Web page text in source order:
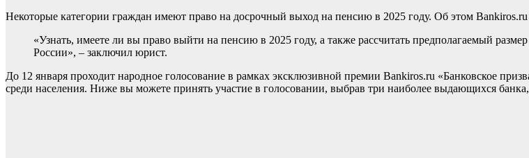
Некоторые категории граждан имеют право на досрочный выход на пенсию в 2025 году. Об этом Bankiros.ru
«Узнать, имеете ли вы право выйти на пенсию в 2025 году, а также рассчитать предполагаемый
России», – заключил юрист.
До 12 января проходит народное голосование в рамках эксклюзивной премии Bankiros.ru «Банковское
среди населения. Ниже вы можете принять участие в голосовании, выбрав три наиболее выдающихся